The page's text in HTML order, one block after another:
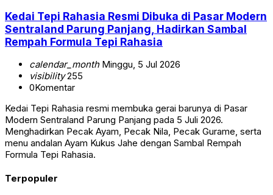
Kedai Tepi Rahasia Resmi Dibuka di Pasar Modern
Sentraland Parung Panjang, Hadirkan Sambal
Rempah Formula Tepi Rahasia
calendar_monthMinggu, 5 Jul 2026
visibility255
0Komentar
Kedai Tepi Rahasia resmi membuka gerai barunya di Pasar
Modern Sentraland Parung Panjang pada 5 Juli 2026.
Menghadirkan Pecak Ayam, Pecak Nila, Pecak Gurame, serta
menu andalan Ayam Kukus Jahe dengan Sambal Rempah
Formula Tepi Rahasia.
Terpopuler